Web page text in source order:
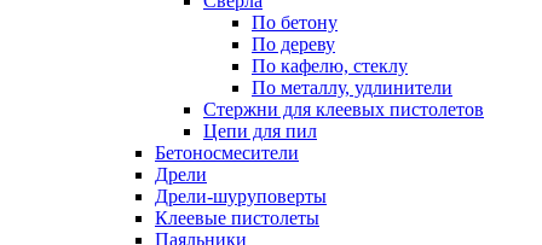
По бетону
По дереву
По кафелю, стеклу
По металлу, удлинители
Стержни для клеевых пистолетов
Цепи для пил
Бетоносмесители
Дрели
Дрели-шуруповерты
Клеевые пистолеты
Паяльники